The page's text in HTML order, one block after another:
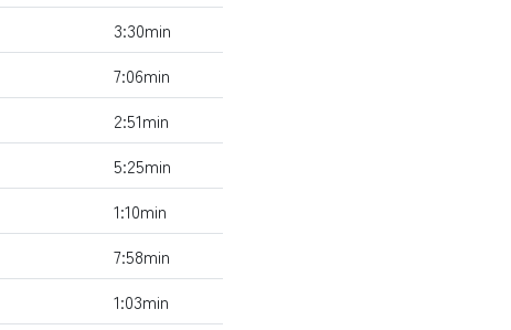
3:30min
7:06min
2:51min
5:25min
1:10min
7:58min
1:03min